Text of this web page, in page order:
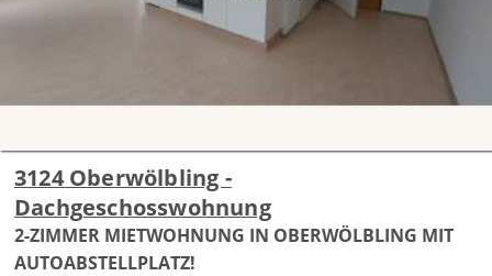
3124 Oberwölbling -
Dachgeschosswohnung
2-ZIMMER MIETWOHNUNG IN OBERWÖLBLING MIT
AUTOABSTELLPLATZ!